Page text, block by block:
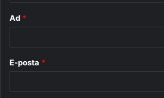
Ad *
E-posta *